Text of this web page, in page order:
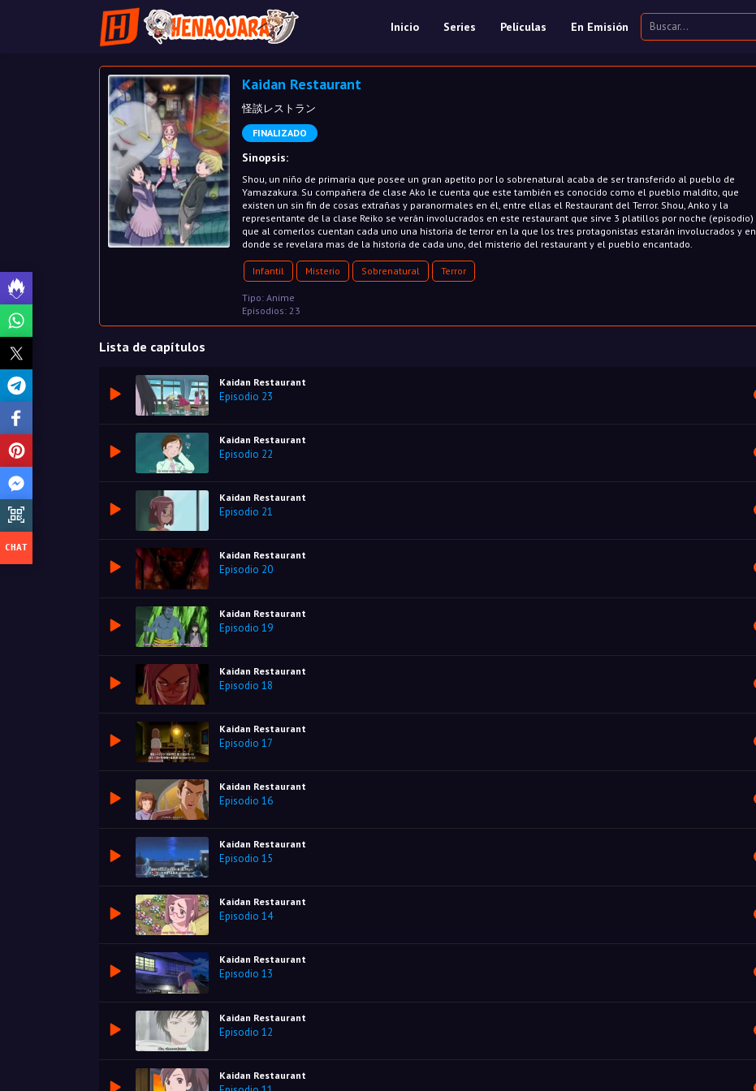
Inicio Series Películas En Emisión
Kaidan Restaurant
怪談レストラン
FINALIZADO
Sinopsis:
Shou, un niño de primaria que posee un gran apetito por lo sobrenatural acaba de ser transferido al pueblo de
Yamazakura. Su compañera de clase Ako le cuenta que este también es conocido como el pueblo maldito, que
existen un sin fin de cosas extrañas y paranormales en él, entre ellas el Restaurant del Terror. Shou, Anko y la
representante de la clase Reiko se verán involucrados en este restaurant que sirve 3 platillos por noche (episodio)
que al comerlos cuentan cada uno una historia de terror en la que los tres protagonistas estarán involucrados y en
donde se revelara mas de la historia de cada uno, del misterio del restaurant y el pueblo encantado.
Infantil Misterio Sobrenatural Terror
Tipo: Anime
Episodios: 23
Lista de capítulos
Kaidan Restaurant
Episodio 23
Kaidan Restaurant
Episodio 22
Kaidan Restaurant
Episodio 21
Kaidan Restaurant
Episodio 20
Kaidan Restaurant
Episodio 19
Kaidan Restaurant
Episodio 18
Kaidan Restaurant
Episodio 17
Kaidan Restaurant
Episodio 16
Kaidan Restaurant
Episodio 15
Kaidan Restaurant
Episodio 14
Kaidan Restaurant
Episodio 13
Kaidan Restaurant
Episodio 12
Kaidan Restaurant